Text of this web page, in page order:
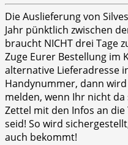
Die Auslieferung von
Jahr pünktlich zwischen
braucht NICHT drei Tage
Zuge Eurer Bestellung im
alternative Lieferadresse
Handynummer, dann
melden, wenn Ihr nicht
Zettel mit den Infos an
seid! So wird
auch bekommt!